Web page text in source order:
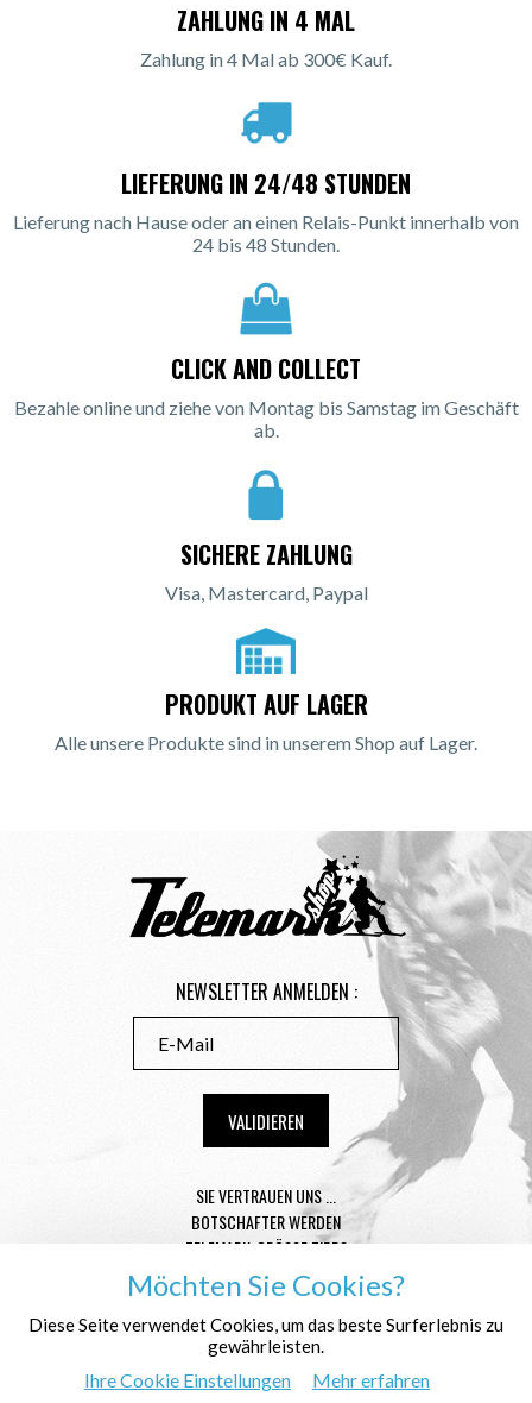
ZAHLUNG IN 4 MAL
Zahlung in 4 Mal ab 300€ Kauf.
LIEFERUNG IN 24/48 STUNDEN
Lieferung nach Hause oder an einen Relais-Punkt innerhalb von
24 bis 48 Stunden.
CLICK AND COLLECT
Bezahle online und ziehe von Montag bis Samstag im Geschäft
ab.
SICHERE ZAHLUNG
Visa, Mastercard, Paypal
PRODUKT AUF LAGER
Alle unsere Produkte sind in unserem Shop auf Lager.
NEWSLETTER ANMELDEN :
SIE VERTRAUEN UNS ...
BOTSCHAFTER WERDEN
TELEMARK-GRÖSSE TIPPS
CONDITIONS GÉNÉRALES DE VENTE
MENTIONS LÉGALES
DATENSCHUTZ
WER SIND WIR ?
Möchten Sie Cookies?
Diese Seite verwendet Cookies, um das beste Surferlebnis zu
gewährleisten.
Ihre Cookie Einstellungen Mehr erfahren